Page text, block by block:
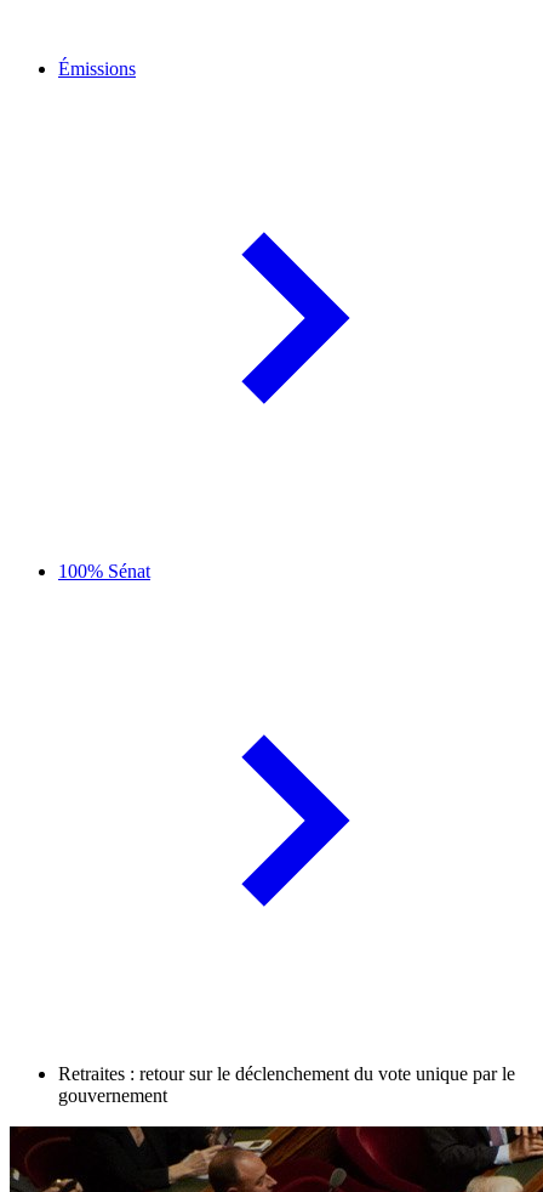
Émissions
100% Sénat
Retraites : retour sur le déclenchement du vote unique par le
gouvernement